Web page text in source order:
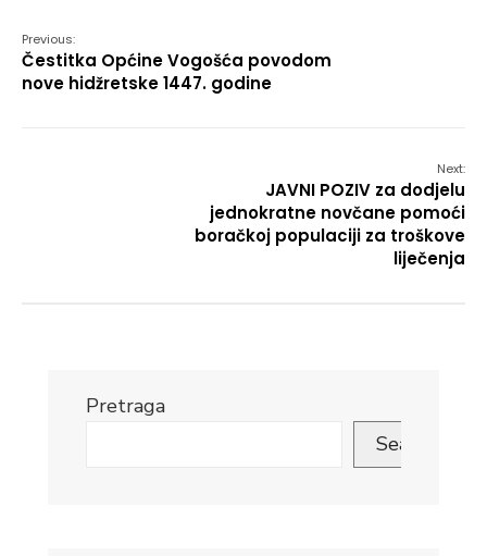
Previous:
Čestitka Općine Vogošća povodom
nove hidžretske 1447. godine
Next:
JAVNI POZIV za dodjelu
jednokratne novčane pomoći
boračkoj populaciji za troškove
liječenja
Pretraga
Search